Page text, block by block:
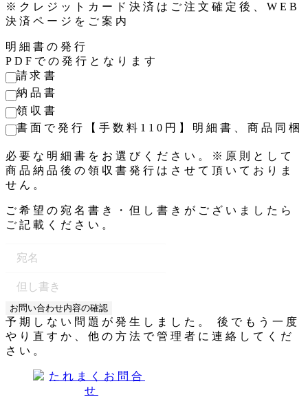
※クレジットカード決済はご注文確定後、WEB
決済ページをご案内
明細書の発行
PDFでの発行となります
請求書
納品書
領収書
書面で発行【手数料110円】明細書、商品同梱
必要な明細書をお選びください。※原則として
商品納品後の領収書発行はさせて頂いておりま
せん。
ご希望の宛名書き・但し書きがございましたら
ご記載ください。
お問い合わせ内容の確認
予期しない問題が発生しました。 後でもう一度
やり直すか、他の方法で管理者に連絡してくだ
さい。